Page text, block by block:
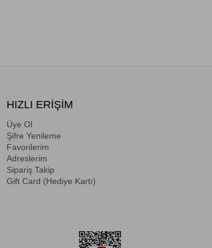
HIZLI ERİŞİM
Üye Ol
Şifre Yenileme
Favorilerim
Adreslerim
Sipariş Takip
Gift Card (Hediye Kartı)